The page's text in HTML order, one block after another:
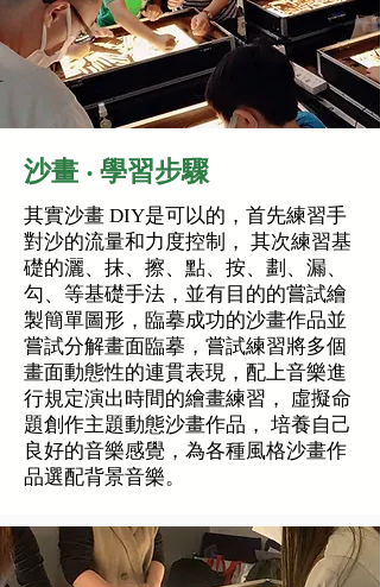
沙畫 ‧ 學習步驟
其實沙畫 DIY是可以的，首先練習手
對沙的流量和力度控制， 其次練習基
礎的灑、抹、擦、點、按、劃、漏、
勾、等基礎手法，並有目的的嘗試繪
製簡單圖形，臨摹成功的沙畫作品並
嘗試分解畫面臨摹，嘗試練習將多個
畫面動態性的連貫表現，配上音樂進
行規定演出時間的繪畫練習， 虛擬命
題創作主題動態沙畫作品， 培養自己
良好的音樂感覺，為各種風格沙畫作
品選配背景音樂。